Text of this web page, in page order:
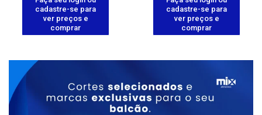
cadastre-se para
ver preços e
comprar
cadastre-se para
ver preços e
comprar